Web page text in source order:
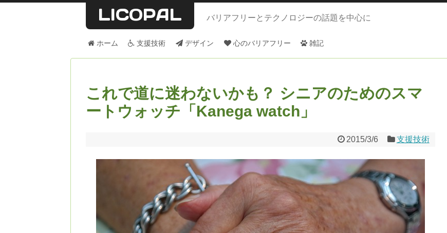
LICOPAL バリアフリーとテクノロジーの話題を中心に
ホーム 支援技術 デザイン 心のバリアフリー 雑記
これで道に迷わないかも？ シニアのためのスマ
ートウォッチ「Kanega watch」
2015/3/6 支援技術